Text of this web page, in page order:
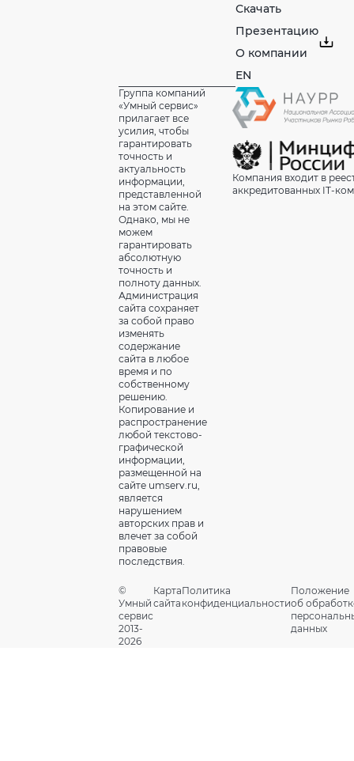
Скачать
Презентацию
О компании
EN
Группа компаний
«Умный сервис»
прилагает все
усилия, чтобы
гарантировать
точность и
актуальность
информации,
представленной
на этом сайте.
Однако, мы не
можем
гарантировать
абсолютную
точность и
полноту данных.
Администрация
сайта сохраняет
за собой право
изменять
содержание
сайта в любое
время и по
собственному
решению.
Копирование и
распространение
любой текстово-
графической
информации,
размещенной на
сайте umserv.ru,
является
нарушением
авторских прав и
влечет за собой
правовые
последствия.
Компания входит в
аккредитованных IT-
©
Умный
сервис
2013-
2026
Карта
сайта
Политика
конфиденциальности
Положение
об
данных